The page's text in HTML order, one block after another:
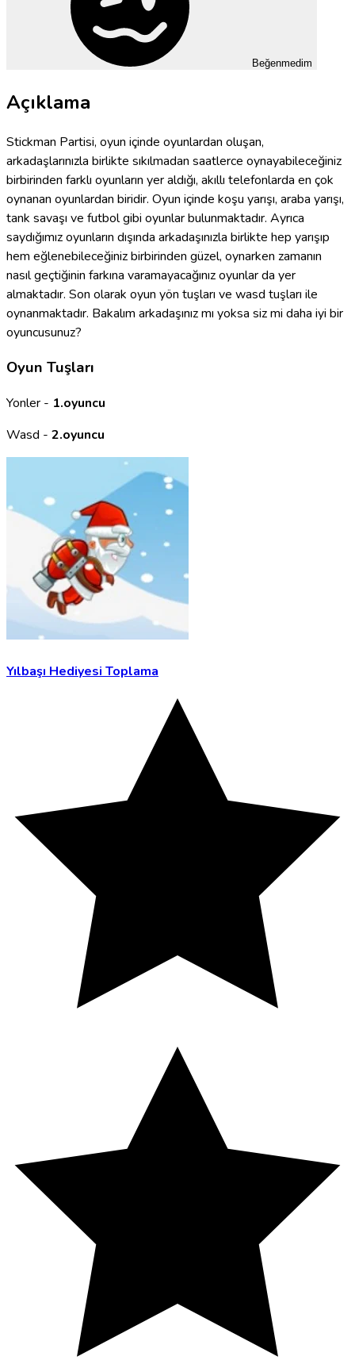
Beğenmedim
Açıklama
Stickman Partisi, oyun içinde oyunlardan oluşan,
arkadaşlarınızla birlikte sıkılmadan saatlerce oynayabileceğiniz
birbirinden farklı oyunların yer aldığı, akıllı telefonlarda en çok
oynanan oyunlardan biridir. Oyun içinde koşu yarışı, araba yarışı,
tank savaşı ve futbol gibi oyunlar bulunmaktadır. Ayrıca
saydığımız oyunların dışında arkadaşınızla birlikte hep yarışıp
hem eğlenebileceğiniz birbirinden güzel, oynarken zamanın
nasıl geçtiğinin farkına varamayacağınız oyunlar da yer
almaktadır. Son olarak oyun yön tuşları ve wasd tuşları ile
oynanmaktadır. Bakalım arkadaşınız mı yoksa siz mi daha iyi bir
oyuncusunuz?
Oyun Tuşları
Yonler - 1.oyuncu
Wasd - 2.oyuncu
Yılbaşı Hediyesi Toplama